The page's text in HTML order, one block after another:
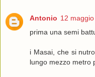
Antonio 12
prima una semi
i Masai, che si
lungo mezzo metro